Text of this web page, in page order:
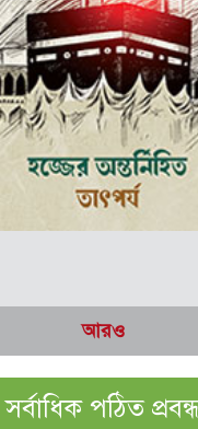
আরও
সর্বাধিক পঠিত